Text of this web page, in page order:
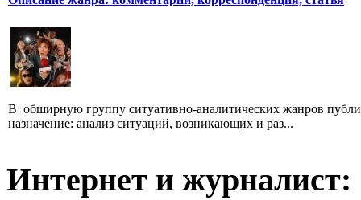
В обширную группу ситуативно-аналитических жанров
назначение: анализ ситуаций, возникающих и раз...
Интернет и журналист: